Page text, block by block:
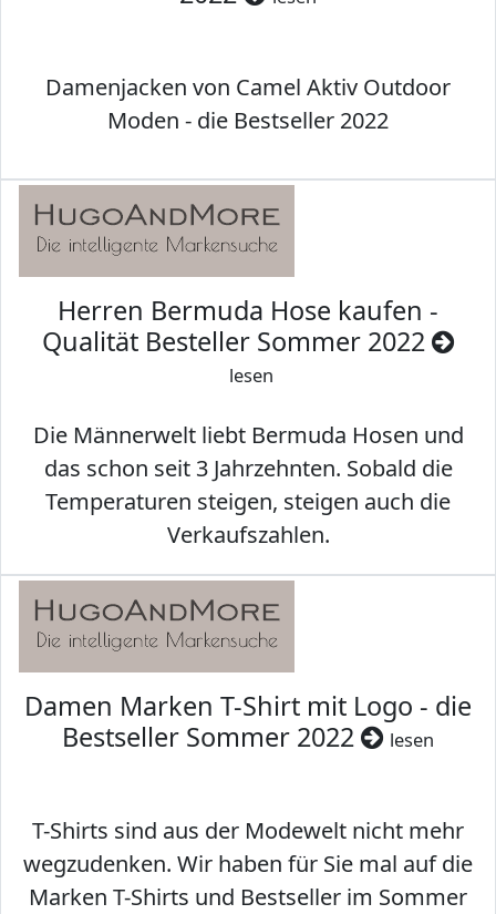
Damenjacken von Camel Aktiv Outdoor
Moden - die Bestseller 2022
Herren Bermuda Hose kaufen -
Qualität Besteller Sommer 2022
lesen
Die Männerwelt liebt Bermuda Hosen und
das schon seit 3 Jahrzehnten. Sobald die
Temperaturen steigen, steigen auch die
Verkaufszahlen.
Damen Marken T-Shirt mit Logo - die
Bestseller Sommer 2022
lesen
T-Shirts sind aus der Modewelt nicht mehr
wegzudenken. Wir haben für Sie mal auf die
Marken T-Shirts und Bestseller im Sommer